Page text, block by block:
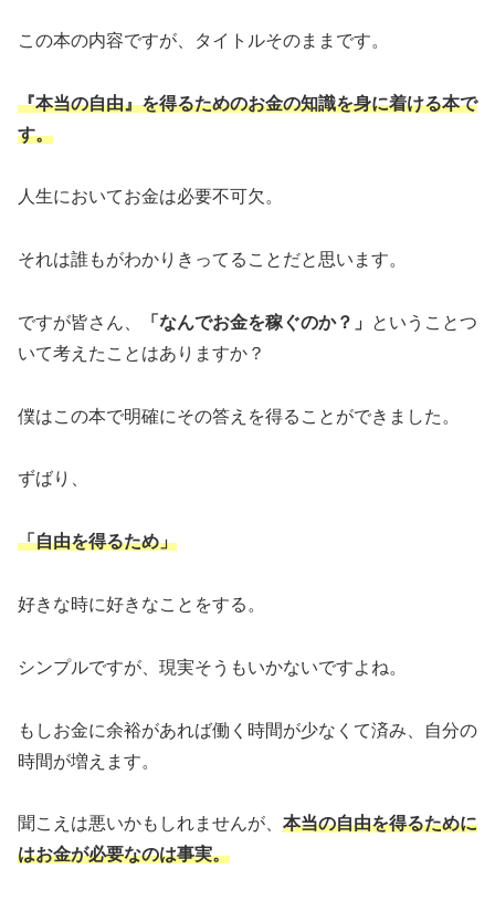
この本の内容ですが、タイトルそのままです。
『本当の自由』を得るためのお金の知識を身に着ける本で
す。
人生においてお金は必要不可欠。
それは誰もがわかりきってることだと思います。
ですが皆さん、 「なんでお金を稼ぐのか？」
ということつ
いて考えたことはありますか？
僕はこの本で明確にその答えを得ることができました。
ずばり、
「自由を得るため」
好きな時に好きなことをする。
シンプルですが、現実そうもいかないですよね。
もしお金に余裕があれば働く時間が少なくて済み、自分の
時間が増えます。
聞こえは悪いかもしれませんが、 本当の自由を得るために
はお金が必要なのは事実。